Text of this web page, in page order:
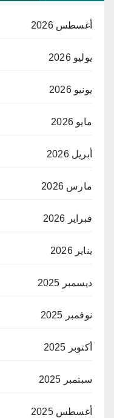
أغسطس 2026
يوليو 2026
يونيو 2026
مايو 2026
أبريل 2026
مارس 2026
فبراير 2026
يناير 2026
ديسمبر 2025
نوفمبر 2025
أكتوبر 2025
سبتمبر 2025
أغسطس 2025